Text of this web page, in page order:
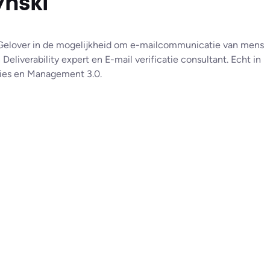
in de mogelijkheid om e-mailcommunicatie van mens
expert en E-mail verificatie consultant. Echt in
en Management 3.0.